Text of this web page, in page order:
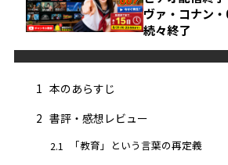
ヴァ・コナン
続々終了
1 本のあらすじ
2 書評・感想レビュー
2.1
「教育」という言葉の再定義